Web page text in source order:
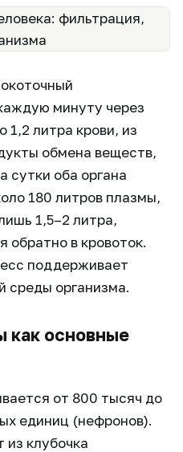
минуту через
1,2 литра крови, из
обмена веществ,
сутки оба органа
180 литров плазмы,
1,5–2 литра,
обратно в кровоток.
поддерживает
среды организма.
как основные
от 800 тысяч до
единиц (нефронов).
клубочка